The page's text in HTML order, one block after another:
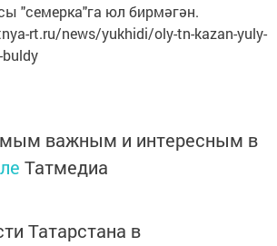
"семерка"га юл бирмәгән.
rt.ru/news/yukhidi/oly-tn-kazan-yuly-
важным и интересным в
Татмедиа
Татарстана в